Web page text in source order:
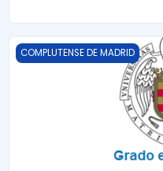
QUÍMICA ORGÁNICA II |
COMPLUTENSE DE MADRID